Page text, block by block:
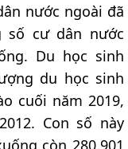
nước ngoài đã
số cư dân nước
Du học sinh
du học sinh
cuối năm 2019,
Con số này